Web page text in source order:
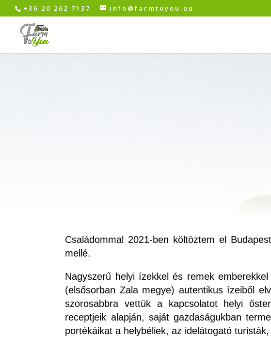
+36 20 262 7137 info@farmtoyou.eu
Családommal 2021-ben költöztem el
mellé.
Nagyszerű helyi ízekkel és remek
(elsősorban Zala megye) autentikus ízeiből
szorosabbra vettük a kapcsolatot helyi
receptjeik alapján, saját gazdaságukban
portékáikat a helybéliek, az idelátogató